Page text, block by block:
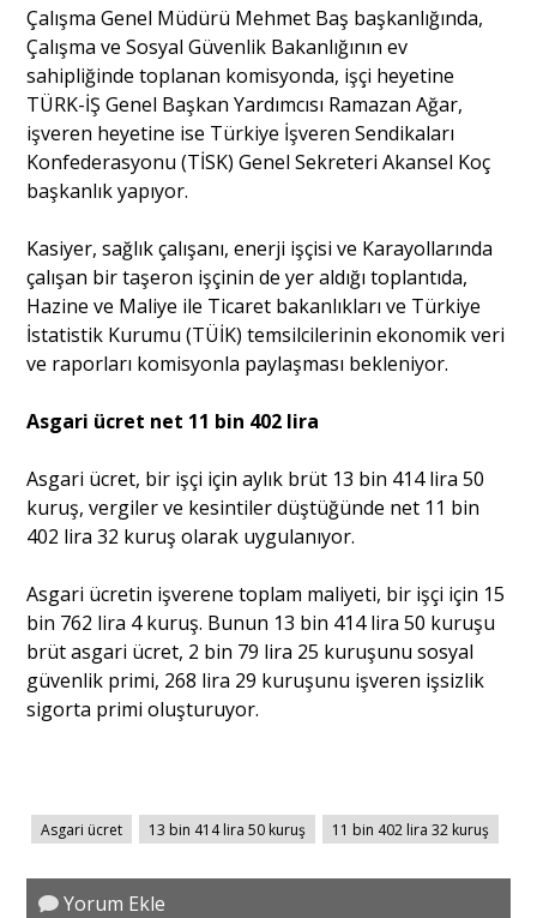
Söyleşi
Yazı Dizisi
Portre
Yazarlar
Ankara Analiz
Sağlık
Çalışma Genel Müdürü Mehmet Baş başkanlığında,
Çalışma ve Sosyal Güvenlik Bakanlığının ev
sahipliğinde toplanan komisyonda, işçi heyetine
TÜRK-İŞ Genel Başkan Yardımcısı Ramazan Ağar,
işveren heyetine ise Türkiye İşveren Sendikaları
Konfederasyonu (TİSK) Genel Sekreteri Akansel Koç
başkanlık yapıyor.
Kasiyer, sağlık çalışanı, enerji işçisi ve Karayollarında
çalışan bir taşeron işçinin de yer aldığı toplantıda,
Hazine ve Maliye ile Ticaret bakanlıkları ve Türkiye
İstatistik Kurumu (TÜİK) temsilcilerinin ekonomik veri
ve raporları komisyonla paylaşması bekleniyor.
Asgari ücret net 11 bin 402 lira
Asgari ücret, bir işçi için aylık brüt 13 bin 414 lira 50
kuruş, vergiler ve kesintiler düştüğünde net 11 bin
402 lira 32 kuruş olarak uygulanıyor.
Asgari ücretin işverene toplam maliyeti, bir işçi için 15
bin 762 lira 4 kuruş. Bunun 13 bin 414 lira 50 kuruşu
brüt asgari ücret, 2 bin 79 lira 25 kuruşunu sosyal
güvenlik primi, 268 lira 29 kuruşunu işveren işsizlik
sigorta primi oluşturuyor.
Asgari ücret 13 bin 414 lira 50 kuruş 11 bin 402 lira 32 kuruş
Yorum Ekle